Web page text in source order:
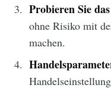
Probieren Sie
ohne Risiko mit
machen.